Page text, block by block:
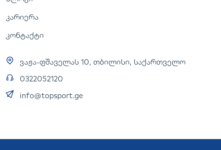
კარიერა
კონტაქტი
ვაჟა-ფშაველას 10, თბილისი, საქართველო
0322052120
info@topsport.ge